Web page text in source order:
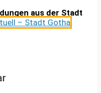
aus der Stadt
– Stadt Gotha